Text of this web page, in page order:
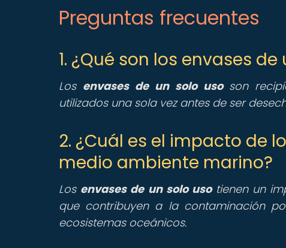
Preguntas frecuentes
1. ¿Qué son los envases
Los envases de un solo usoson
utilizados una sola vez antes de ser
2. ¿Cuál es el impacto de
medio ambiente marino?
Los envases de un solo usotienen un
que contribuyen a la contaminación
ecosistemas oceánicos.